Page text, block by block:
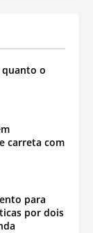
quanto o
carreta com
para
por dois